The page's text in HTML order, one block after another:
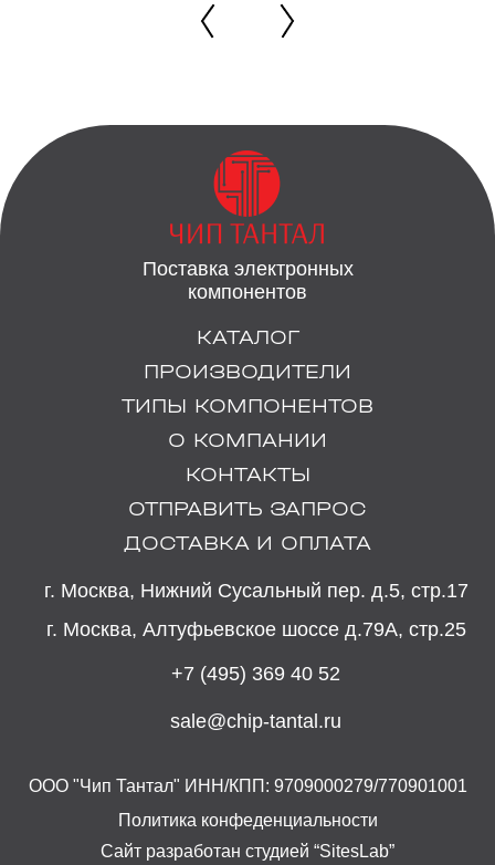
Поставка электронных
компонентов
КАТАЛОГ
ПРОИЗВОДИТЕЛИ
ТИПЫ КОМПОНЕНТОВ
О КОМПАНИИ
КОНТАКТЫ
ОТПРАВИТЬ ЗАПРОС
ДОСТАВКА И ОПЛАТА
г. Москва, Нижний Сусальный пер. д.5, стр.17
г. Москва, Алтуфьевское шоссе д.79А, стр.25
+7 (495) 369 40 52
sale@chip-tantal.ru
ООО "Чип Тантал" ИНН/КПП: 9709000279/770901001
Политика конфеденциальности
Сайт разработан студией “SitesLab”